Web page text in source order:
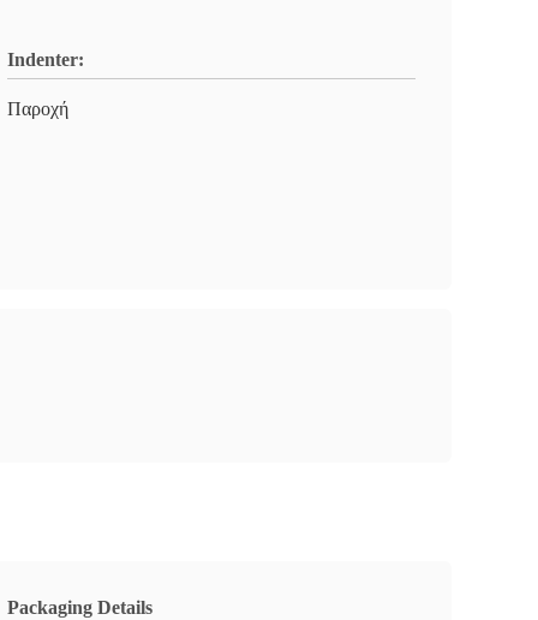
Indenter:
Παροχή
Packaging Details